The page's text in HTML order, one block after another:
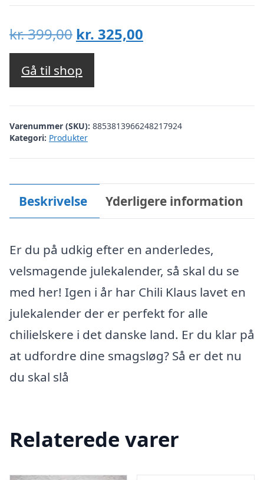
kr.399,00 Den
oprindelige
pris
var:
kr. 399,00.
kr. 325,00
kr. 325,00.
Gå til shop
Varenummer (SKU): 8853813966248217924
Kategori: Produkter
Beskrivelse Yderligere information
Er du på udkig efter en anderledes,
velsmagende julekalender, så skal du se
med her! Igen i år har Chili Klaus lavet en
julekalender der er perfekt for alle
chilielskere i det danske land. Er du klar på
at udfordre dine smagsløg? Så er det nu
du skal slå
Relaterede varer